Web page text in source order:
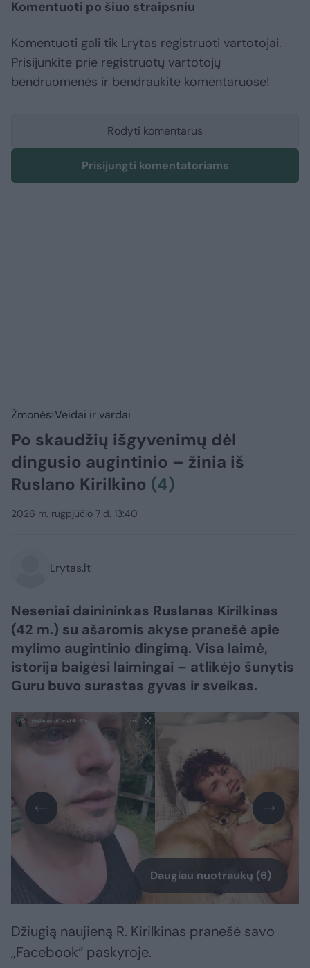
Komentuoti po šiuo straipsniu
Komentuoti gali tik Lrytas registruoti vartotojai.
Prisijunkite prie registruotų vartotojų
bendruomenės ir bendraukite komentaruose!
Rodyti komentarus
Prisijungti komentatoriams
Žmonės Veidai ir vardai
Po skaudžių išgyvenimų dėl
dingusio augintinio – žinia iš
Ruslano Kirilkino (4)
2026 m. rugpjūčio 7 d. 13:40
Lrytas.lt
Neseniai dainininkas Ruslanas Kirilkinas
(42 m.) su ašaromis akyse pranešė apie
mylimo augintinio dingimą. Visa laimė,
istorija baigėsi laimingai – atlikėjo šunytis
Guru buvo surastas gyvas ir sveikas.
Daugiau nuotraukų (6)
Džiugią naujieną R. Kirilkinas pranešė savo
„Facebook“ paskyroje.